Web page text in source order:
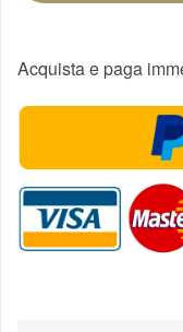
Acquista e paga